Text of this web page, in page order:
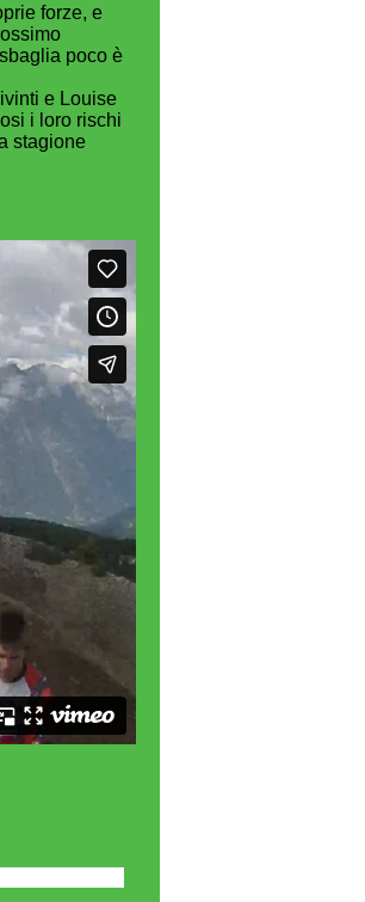
forze, e
poco è
e Louise
i loro rischi
stagione